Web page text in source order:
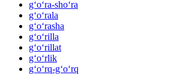
g‘o‘ra-sho‘ra
g‘o‘rala
g‘o‘rasha
g‘o‘rilla
g‘o‘rillat
g‘o‘rlik
g‘o‘rq-g‘o‘rq